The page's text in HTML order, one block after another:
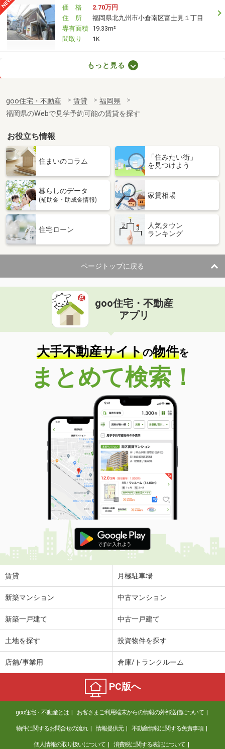
価 格
2.70万円
住 所
福岡県北九州市小倉南区富士見１丁目
専有面積 19.33m²
間取り
1K
福岡県久留米市南薫西町
専有面積
29.25m²
間取り
1LDK
福岡県福岡市東区千早５丁目
価 格
4.90万円
福岡県福岡市東区千早５丁目
専有面積 23.4m²
間取り
福岡県北九州市若松区片山１丁目
住 所
福岡県北九州市若松区片山１丁目
専有面積 51.66m²
間取り
3K
福岡県北九州市八幡東区白川町
価 格
住 所
福岡県北九州市八幡東区白川町
専有面積 20.11m²
間取り
1K
福岡県北九州市小倉北区黄金１
価 格
7.90万円
福岡県北九州市小倉北区黄金１
46.58m²
間取り
1LDK
福岡県福岡市中央区平尾５
価 格
17万円
住 所
福岡県福岡市中央区平尾５
専有面積 77.38m²
間取り
3LDK
福岡県久留米市田主丸町鷹取
価 格
5万円
住 所
福岡県久留米市田主丸町鷹取
専有面積
福岡県北九州市小倉南区葛原元町１丁目
4.45万円
福岡県久留米市花畑３丁目
価 格
4.60万円
住 所
福岡県久留米市花畑３丁目
間取り
ワンルーム
もっと見る
goo住宅・不動産 賃貸
福岡県
福岡県のWebで見学予約可能の賃貸を探す
お役立ち情報
住まいのコラム
「住みたい街」
を見つけよう
暮らしのデータ
(補助金・助成金情報)
家賃相場
住宅ローン
人気タウン
ランキング
ページトップに戻る
goo住宅・不動産
アプリ
大手不動産サイトの物件を
まとめて検索！
賃貸 月極駐車場
新築マンション 中古マンション
新築一戸建て 中古一戸建て
土地を探す 投資物件を探す
店舗/事業用 倉庫/トランクルーム
PC版へ
goo住宅・不動産とは お客さまご利用端末からの情報の外部送信について
物件に関するお問合せの流れ 情報提供元 不動産情報に関する免責事項
個人情報の取り扱いについて 消費税に関する表記について